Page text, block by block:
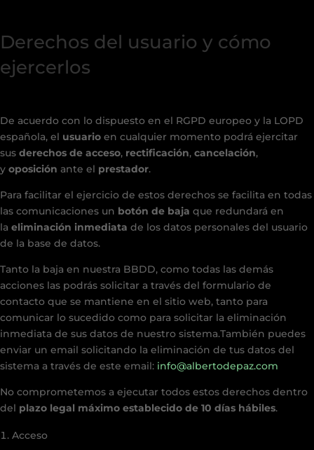
Derechos del usuario y cómo
ejercerlos
De acuerdo con lo dispuesto en el RGPD europeo y la LOPD
española, el usuario en cualquier momento podrá ejercitar
sus derechos de acceso, rectificación, cancelación,
y oposición ante el prestador.
Para facilitar el ejercicio de estos derechos se facilita en todas
las comunicaciones un botón de baja que redundará en
la eliminación inmediata de los datos personales del usuario
de la base de datos.
Tanto la baja en nuestra BBDD, como todas las demás
acciones las podrás solicitar a través del formulario de
contacto que se mantiene en el sitio web, tanto para
comunicar lo sucedido como para solicitar la eliminación
inmediata de sus datos de nuestro sistema.También puedes
enviar un email solicitando la eliminación de tus datos del
sistema a través de este email: info@albertodepaz.com
No comprometemos a ejecutar todos estos derechos dentro
del plazo legal máximo establecido de 10 días hábiles.
Acceso